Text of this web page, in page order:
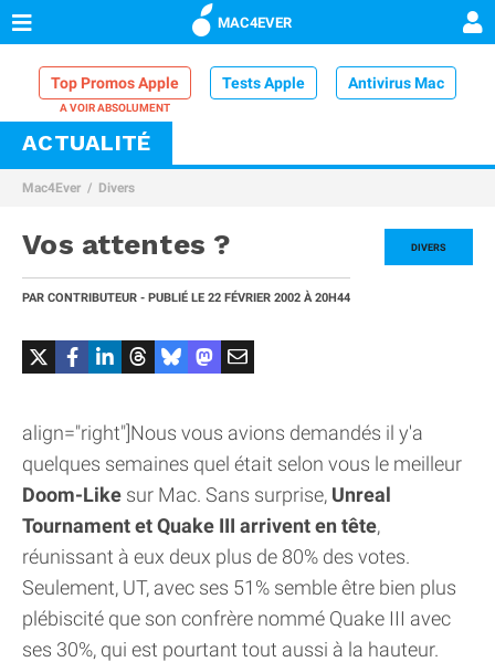
MAC4EVER
Top Promos Apple Tests Apple Antivirus Mac
VPN Mac
Comparatif iPhone
ACTUALITÉ
Mac4Ever Divers
DIVERS
Vos attentes ?
PAR CONTRIBUTEUR - PUBLIÉ LE 22 FÉVRIER 2002 À 20H44
align="right"]Nous vous avions demandés il y'a
quelques semaines quel était selon vous le meilleur
Doom-Like sur Mac. Sans surprise, Unreal
Tournament et Quake III arrivent en tête,
réunissant à eux deux plus de 80% des votes.
Seulement, UT, avec ses 51% semble être bien plus
plébiscité que son confrère nommé Quake III avec
ses 30%, qui est pourtant tout aussi à la hauteur.